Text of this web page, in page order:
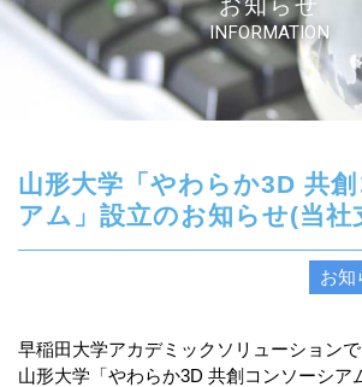
INFORMATION
山形大学「やわらか3D 共
アム」設立のお知らせ(当社
お知
早稲田大学アカデミックソリューションで
山形大学「やわらか3D 共創コンソーシア